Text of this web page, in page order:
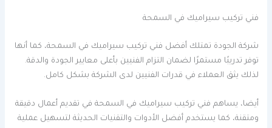
فني تركيب سيراميك في السمحة
شركة الجودة تمتلك أفضل فني تركيب سيراميك في السمحة، كما أنها
توفر تدريبًا مستمرًا لضمان التزام الفنيين بأعلى معايير الجودة والدقة.
لذلك يثق العملاء في قدرات الفنيين لدى الشركة بشكل كامل.
أيضا، يساهم فني تركيب سيراميك في السمحة في تقديم أعمال دقيقة
ومتقنة، كما يستخدم أفضل الأدوات والتقنيات الحديثة لتسهيل عملية